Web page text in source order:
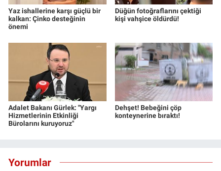
Yaz ishallerine karşı güçlü bir
kalkan: Çinko desteğinin
önemi
Düğün fotoğraflarını çektiği
kişi vahşice öldürdü!
Adalet Bakanı Gürlek: "Yargı
Hizmetlerinin Etkinliği
Bürolarını kuruyoruz"
Dehşet! Bebeğini çöp
konteynerine bıraktı!
Yorumlar